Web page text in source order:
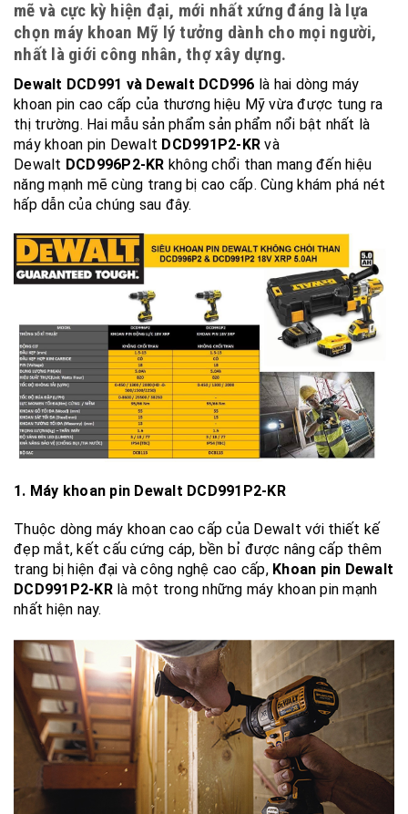
mẽ và cực kỳ hiện đại, mới nhất xứng đáng là lựa
chọn máy khoan Mỹ lý tưởng dành cho mọi người,
nhất là giới công nhân, thợ xây dựng.
Dewalt DCD991 và Dewalt DCD996 là hai dòng máy
khoan pin cao cấp của thương hiệu Mỹ vừa được tung ra
thị trường. Hai mẫu sản phẩm sản phẩm nổi bật nhất là
máy khoan pin Dewalt DCD991P2-KR và
Dewalt DCD996P2-KR không chổi than mang đến hiệu
năng mạnh mẽ cùng trang bị cao cấp. Cùng khám phá nét
hấp dẫn của chúng sau đây.
1. Máy khoan pin Dewalt DCD991P2-KR
Thuộc dòng máy khoan cao cấp của Dewalt với thiết kế
đẹp mắt, kết cấu cứng cáp, bền bỉ được nâng cấp thêm
trang bị hiện đại và công nghệ cao cấp, Khoan pin Dewalt
DCD991P2-KRlà một trong những máy khoan pin mạnh
nhất hiện nay.